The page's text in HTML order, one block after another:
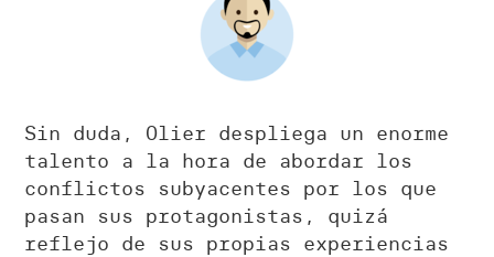
Sin duda, Olier despliega un enorme
talento a la hora de abordar los
conflictos subyacentes por los que
pasan sus protagonistas, quizá
reflejo de sus propias experiencias